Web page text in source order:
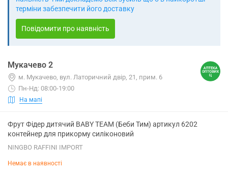
терміни забезпечити його доставку
Повідомити про наявність
Мукачево 2
м. Мукачево, вул. Латоричний двір, 21, прим. 6
Пн-Нд: 08:00-19:00
На мапі
Фрут Фідер дитячий BABY TEAM (Беби Тим) артикул 6202
контейнер для прикорму силіконовий
NINGBO RAFFINI IMPORT
Немає в наявності